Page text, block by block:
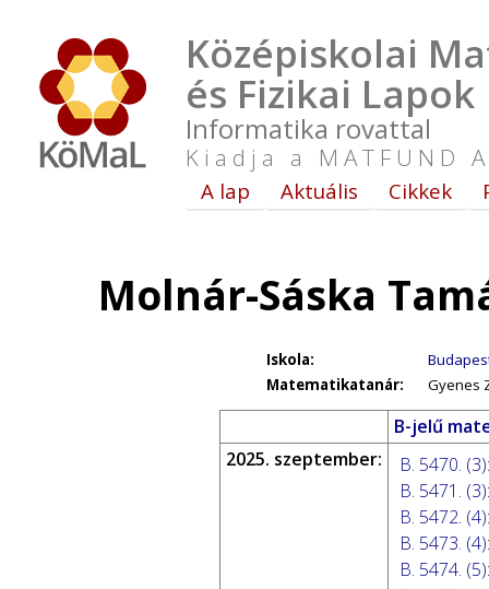
Középiskolai
és Fizikai Lapok
Informatika rovattal
Kiadja a MATFUND
A lap Aktuális Cikkek
Molnár-Sáska
Iskola:
Matematikatanár:
Gyenes
B-jelű
2025. szeptember:
B. 5470. (3):
B. 5471. (3):
B. 5472. (4):
B. 5473. (4):
B. 5474. (5):